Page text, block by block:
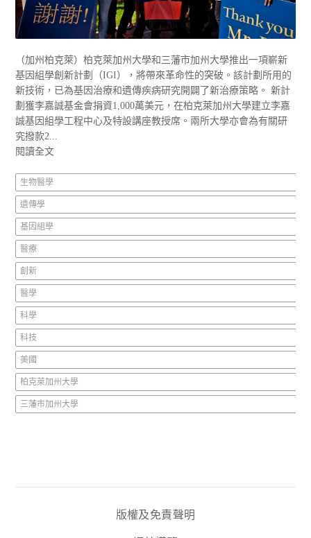
（加州柏克萊）柏克萊加州大學和三藩市加州大學推出一項嶄新
基因組學創新計劃（IGI），將帶來革命性的突破。該計劃所用的
新技術，已為基因治療和遺傳疾病研究開闢了新治療策略。 新計
劃獲李嘉誠基金會捐資1,000萬美元，在柏克萊加州大學建立李嘉
誠基因組學工程中心及特設講座教授席。兩所大學亦會為有關研
究撥款2...
閱讀全文
生物醫學
遺傳學
基因組學
醫療
創新
醫學
科學
科技
美國
柏克萊加州大學
三藩市加州大學
版權及免責聲明